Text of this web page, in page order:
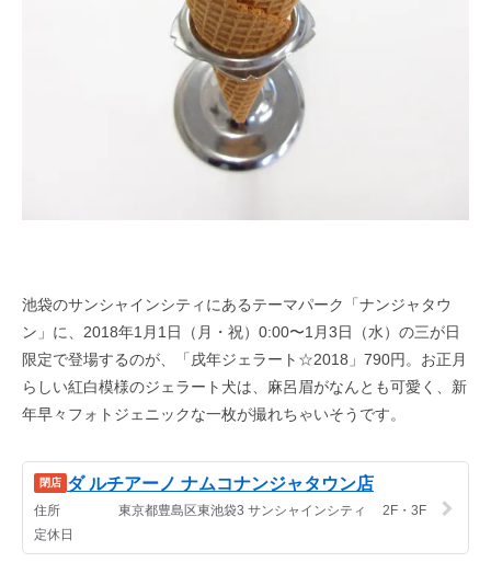
池袋のサンシャインシティにあるテーマパーク「ナンジャタウ
ン」に、2018年1月1日（月・祝）0:00〜1月3日（水）の三が日
限定で登場するのが、「戌年ジェラート☆2018」790円。お正月
らしい紅白模様のジェラート犬は、麻呂眉がなんとも可愛く、新
年早々フォトジェニックな一枚が撮れちゃいそうです。